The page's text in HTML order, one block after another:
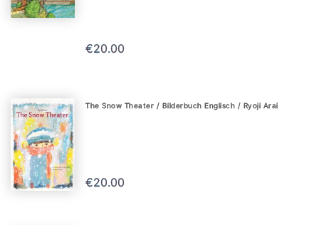
€20.00
The Snow Theater / Bilderbuch Englisch / Ryoji Arai
€20.00